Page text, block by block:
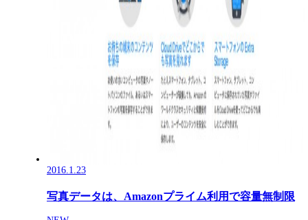
2016.1.23
写真データは、Amazonプライム利用で容量無制限